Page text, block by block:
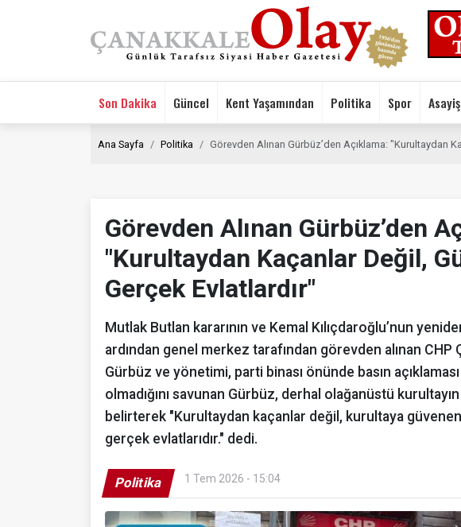
Son Dakika Güncel Kent Yaşamından Politika Spor Asayiş
Ana Sayfa Politika Görevden Alınan Gürbüz’den Açıklama: "Kurultaydan
Görevden Alınan Gürbüz’den
"Kurultaydan Kaçanlar Değil,
Gerçek Evlatlardır"
Mutlak Butlan kararının ve Kemal Kılıçdaroğlu’nun
ardından genel merkez tarafından görevden alınan CHP
Gürbüz ve yönetimi, parti binası önünde basın
olmadığını savunan Gürbüz, derhal olağanüstü
belirterek "Kurultaydan kaçanlar değil, kurultaya
gerçek evlatlarıdır." dedi.
Politika 1 Tem 2026 - 15:04